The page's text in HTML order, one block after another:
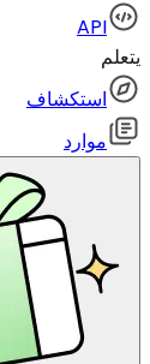
API
يتعلم
استكشاف
موارد